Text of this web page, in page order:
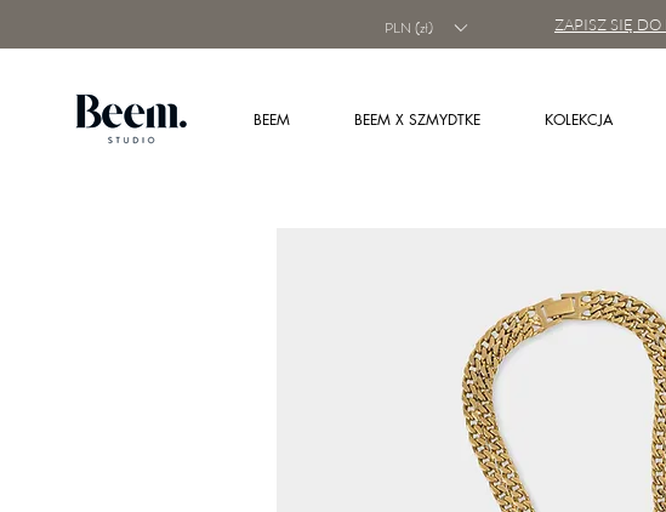
PLN (zł) ZAPISZ SIĘ
BEEM BEEM X SZMYDTKE KOLEKCJA